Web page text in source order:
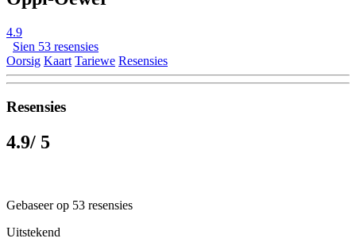
4.9
Sien 53 resensies
Oorsig Kaart Tariewe Resensies
Resensies
4.9/ 5
Gebaseer op 53 resensies
Uitstekend